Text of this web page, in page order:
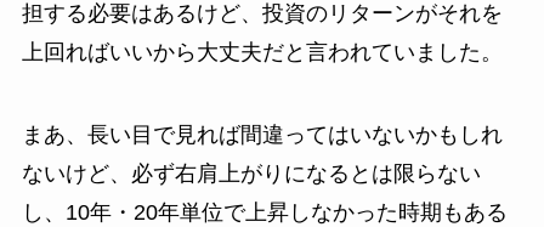
担する必要はあるけど、投資のリターンがそれを
上回ればいいから大丈夫だと言われていました。
まあ、長い目で見れば間違ってはいないかもしれ
ないけど、必ず右肩上がりになるとは限らない
し、10年・20年単位で上昇しなかった時期もある